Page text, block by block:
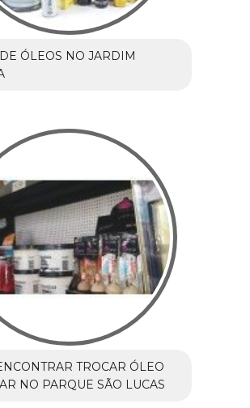
ÓLEOS NO JARDIM
TROCAR ÓLEO
NO PARQUE SÃO LUCAS